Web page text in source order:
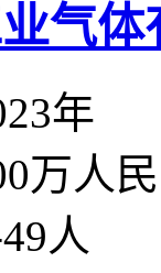
气体
年
万人
人